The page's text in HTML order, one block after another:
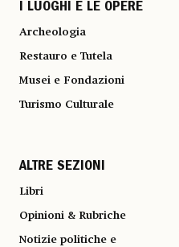
I LUOGHI E LE OPERE
Archeologia
Restauro e Tutela
Musei e Fondazioni
Turismo Culturale
ALTRE SEZIONI
Libri
Opinioni & Rubriche
Notizie politiche e